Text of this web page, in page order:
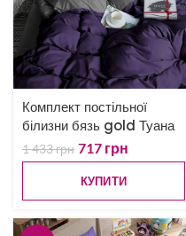
Комплект постільної
білизни бязь gold Туана
1 433грн 717 грн
КУПИТИ